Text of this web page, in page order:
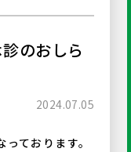
のおしら
2024.07.05
ております。